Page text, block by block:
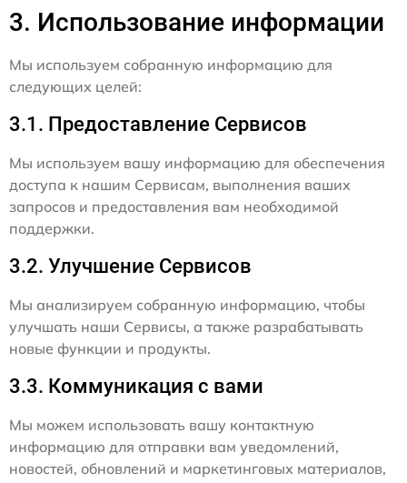
3. Использование информации
Мы используем собранную информацию для
следующих целей:
3.1. Предоставление Сервисов
Мы используем вашу информацию для обеспечения
доступа к нашим Сервисам, выполнения ваших
запросов и предоставления вам необходимой
поддержки.
3.2. Улучшение Сервисов
Мы анализируем собранную информацию, чтобы
улучшать наши Сервисы, а также разрабатывать
новые функции и продукты.
3.3. Коммуникация с вами
Мы можем использовать вашу контактную
информацию для отправки вам уведомлений,
новостей, обновлений и маркетинговых материалов,